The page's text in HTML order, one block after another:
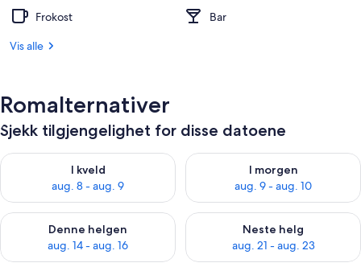
Frokost
Bar
Vis alle
Romalternativer
Sjekk tilgjengelighet for disse datoene
I kveld
aug. 8 - aug. 9
Sjekk tilgjengelighet for i kveld, aug. 8 - aug. 9
I morgen
aug. 9 - aug. 10
Sjekk tilgjengelighet for i
Denne helgen
aug. 14 - aug. 16
Sjekk tilgjengelighet for denne helgen, aug. 14 - aug. 16
Neste helg
aug. 21 - aug. 23
Sjekk tilgjengelighet for